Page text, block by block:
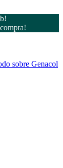
sobre Genacol